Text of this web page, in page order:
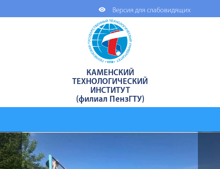
Версия для слабовидящих
КАМЕНСКИЙ
ТЕХНОЛОГИЧЕСКИЙ
ИНСТИТУТ
(филиал ПензГТУ)